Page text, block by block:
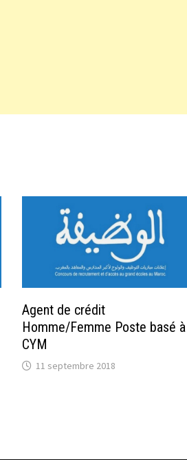
Agent de crédit
Homme/Femme Poste basé à
CYM
11 septembre 2018